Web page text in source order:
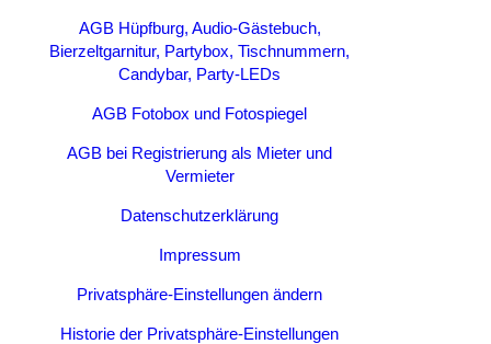
AGB Hüpfburg, Audio-Gästebuch,
Bierzeltgarnitur, Partybox, Tischnummern,
Candybar, Party-LEDs
AGB Fotobox und Fotospiegel
AGB bei Registrierung als Mieter und
Vermieter
Datenschutzerklärung
Impressum
Privatsphäre-Einstellungen ändern
Historie der Privatsphäre-Einstellungen